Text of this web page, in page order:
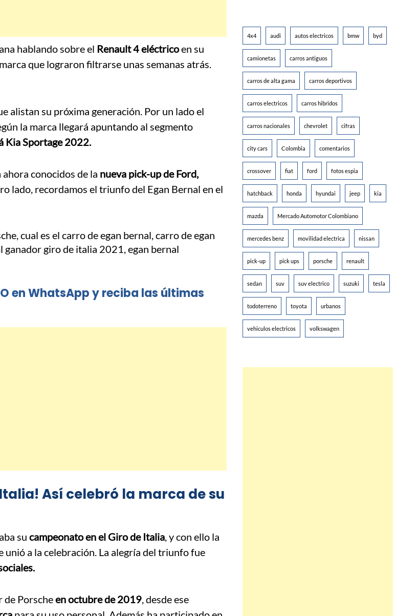
hablando sobre el Renault 4 eléctricoen su
que lograron filtrarse unas semanas atrás.
alistan su próxima generación. Por un lado el
la marca llegará apuntando al segmento
Kia Sportage 2022.
conocidos de la nueva pick-up de Ford,
lado, recordamos el triunfo del Egan Bernal en el
en WhatsApp y reciba las últimas
Así celebró la marca de su
su campeonato en el Giro de Italia, y con ello la
unió a la celebración. La alegría del triunfo fue
de Porscheen octubre de 2019, desde ese
4x4 audi autos electricos bmw byd
camionetas carros antiguos
carros de alta gama carros deportivos
carros electricos carros hibridos
carros nacionales chevrolet cifras
city cars Colombia comentarios
crossover fiat ford fotos espia
hatchback honda hyundai jeep kia
mazda Mercado Automotor Colombiano
mercedes benz movilidad electrica nissan
pick-up pick ups porsche renault
sedan suv suv electrico suzuki tesla
todoterreno toyota urbanos
vehiculos electricos volkswagen